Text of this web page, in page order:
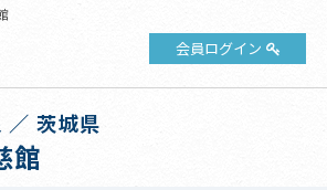
会員ログイン
／ 茨城県
館